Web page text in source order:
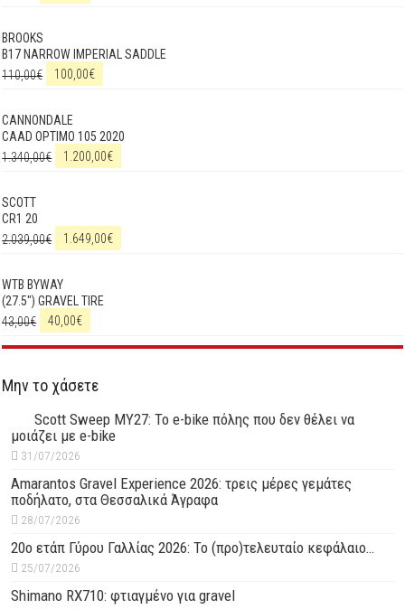
BROOKS
B17 NARROW IMPERIAL SADDLE
110,00€ 100,00€
CANNONDALE
CAAD OPTIMO 105 2020
1.340,00€ 1.200,00€
SCOTT
CR1 20
2.039,00€ 1.649,00€
WTB BYWAY
(27.5") GRAVEL TIRE
43,00€ 40,00€
Μην το χάσετε
Scott Sweep MY27: Το e-bike πόλης που δεν θέλει να
μοιάζει με e-bike
31/07/2026
Amarantos Gravel Experience 2026: τρεις μέρες γεμάτες
ποδήλατο, στα Θεσσαλικά Άγραφα
28/07/2026
20ο ετάπ Γύρου Γαλλίας 2026: Το (προ)τελευταίο κεφάλαιο…
25/07/2026
Shimano RX710: φτιαγμένο για gravel